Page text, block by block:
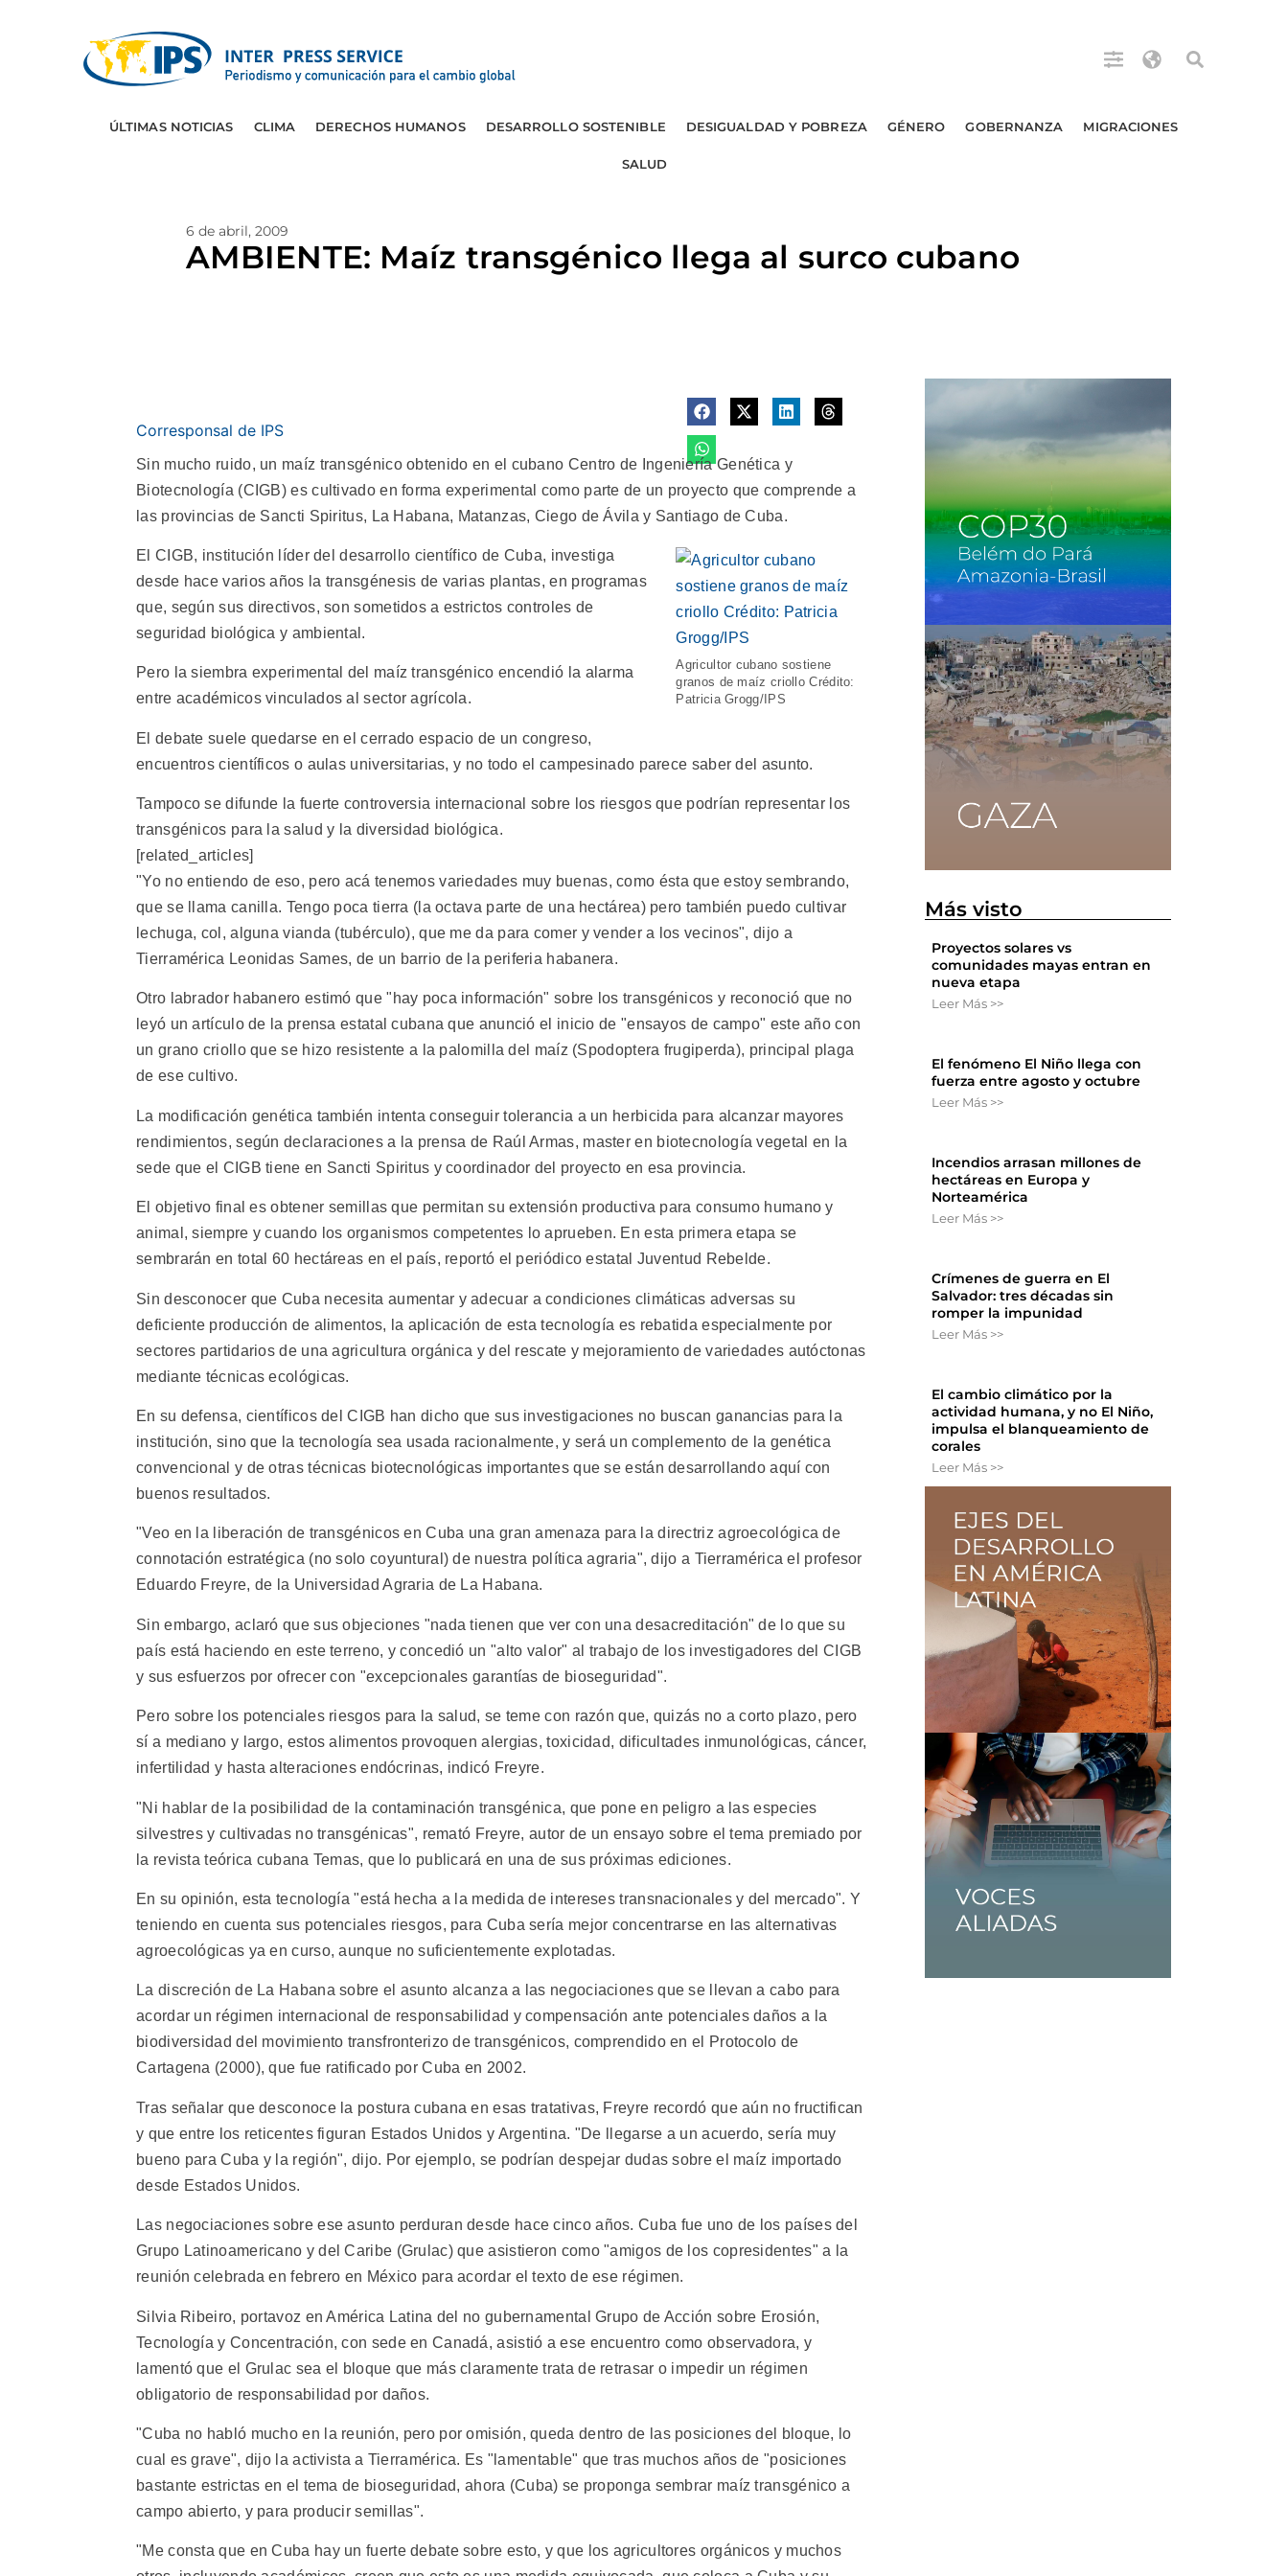
ÚLTIMAS NOTICIAS CLIMA DERECHOS HUMANOS DESARROLLO SOSTENIBLE DESIGUALDAD Y POBREZA GÉNERO GOBERNANZA MIGRACIONES
SALUD
6 de abril, 2009
AMBIENTE: Maíz transgénico llega al surco cubano
Corresponsal de IPS
Sin mucho ruido, un maíz transgénico obtenido en el cubano Centro de Ingeniería Genética y
Biotecnología (CIGB) es cultivado en forma experimental como parte de un proyecto que comprende a
las provincias de Sancti Spiritus, La Habana, Matanzas, Ciego de Ávila y Santiago de Cuba.
Agricultor cubano sostiene
granos de maíz criollo Crédito:
Patricia Grogg/IPS
El CIGB, institución líder del desarrollo científico de Cuba, investiga
desde hace varios años la transgénesis de varias plantas, en programas
que, según sus directivos, son sometidos a estrictos controles de
seguridad biológica y ambiental.
Pero la siembra experimental del maíz transgénico encendió la alarma
entre académicos vinculados al sector agrícola.
El debate suele quedarse en el cerrado espacio de un congreso,
encuentros científicos o aulas universitarias, y no todo el campesinado parece saber del asunto.
Tampoco se difunde la fuerte controversia internacional sobre los riesgos que podrían representar los
transgénicos para la salud y la diversidad biológica.
[related_articles]
"Yo no entiendo de eso, pero acá tenemos variedades muy buenas, como ésta que estoy sembrando,
que se llama canilla. Tengo poca tierra (la octava parte de una hectárea) pero también puedo cultivar
lechuga, col, alguna vianda (tubérculo), que me da para comer y vender a los vecinos", dijo a
Tierramérica Leonidas Sames, de un barrio de la periferia habanera.
Otro labrador habanero estimó que "hay poca información" sobre los transgénicos y reconoció que no
leyó un artículo de la prensa estatal cubana que anunció el inicio de "ensayos de campo" este año con
un grano criollo que se hizo resistente a la palomilla del maíz (Spodoptera frugiperda), principal plaga
de ese cultivo.
La modificación genética también intenta conseguir tolerancia a un herbicida para alcanzar mayores
rendimientos, según declaraciones a la prensa de Raúl Armas, master en biotecnología vegetal en la
sede que el CIGB tiene en Sancti Spiritus y coordinador del proyecto en esa provincia.
El objetivo final es obtener semillas que permitan su extensión productiva para consumo humano y
animal, siempre y cuando los organismos competentes lo aprueben. En esta primera etapa se
sembrarán en total 60 hectáreas en el país, reportó el periódico estatal Juventud Rebelde.
Sin desconocer que Cuba necesita aumentar y adecuar a condiciones climáticas adversas su
deficiente producción de alimentos, la aplicación de esta tecnología es rebatida especialmente por
sectores partidarios de una agricultura orgánica y del rescate y mejoramiento de variedades autóctonas
mediante técnicas ecológicas.
En su defensa, científicos del CIGB han dicho que sus investigaciones no buscan ganancias para la
institución, sino que la tecnología sea usada racionalmente, y será un complemento de la genética
convencional y de otras técnicas biotecnológicas importantes que se están desarrollando aquí con
buenos resultados.
"Veo en la liberación de transgénicos en Cuba una gran amenaza para la directriz agroecológica de
connotación estratégica (no solo coyuntural) de nuestra política agraria", dijo a Tierramérica el profesor
Eduardo Freyre, de la Universidad Agraria de La Habana.
Sin embargo, aclaró que sus objeciones "nada tienen que ver con una desacreditación" de lo que su
país está haciendo en este terreno, y concedió un "alto valor" al trabajo de los investigadores del CIGB
y sus esfuerzos por ofrecer con "excepcionales garantías de bioseguridad".
Pero sobre los potenciales riesgos para la salud, se teme con razón que, quizás no a corto plazo, pero
sí a mediano y largo, estos alimentos provoquen alergias, toxicidad, dificultades inmunológicas, cáncer,
infertilidad y hasta alteraciones endócrinas, indicó Freyre.
"Ni hablar de la posibilidad de la contaminación transgénica, que pone en peligro a las especies
silvestres y cultivadas no transgénicas", remató Freyre, autor de un ensayo sobre el tema premiado por
la revista teórica cubana Temas, que lo publicará en una de sus próximas ediciones.
En su opinión, esta tecnología "está hecha a la medida de intereses transnacionales y del mercado". Y
teniendo en cuenta sus potenciales riesgos, para Cuba sería mejor concentrarse en las alternativas
agroecológicas ya en curso, aunque no suficientemente explotadas.
La discreción de La Habana sobre el asunto alcanza a las negociaciones que se llevan a cabo para
acordar un régimen internacional de responsabilidad y compensación ante potenciales daños a la
biodiversidad del movimiento transfronterizo de transgénicos, comprendido en el Protocolo de
Cartagena (2000), que fue ratificado por Cuba en 2002.
Tras señalar que desconoce la postura cubana en esas tratativas, Freyre recordó que aún no fructifican
y que entre los reticentes figuran Estados Unidos y Argentina. "De llegarse a un acuerdo, sería muy
bueno para Cuba y la región", dijo. Por ejemplo, se podrían despejar dudas sobre el maíz importado
desde Estados Unidos.
Las negociaciones sobre ese asunto perduran desde hace cinco años. Cuba fue uno de los países del
Grupo Latinoamericano y del Caribe (Grulac) que asistieron como "amigos de los copresidentes" a la
reunión celebrada en febrero en México para acordar el texto de ese régimen.
Silvia Ribeiro, portavoz en América Latina del no gubernamental Grupo de Acción sobre Erosión,
Tecnología y Concentración, con sede en Canadá, asistió a ese encuentro como observadora, y
lamentó que el Grulac sea el bloque que más claramente trata de retrasar o impedir un régimen
obligatorio de responsabilidad por daños.
"Cuba no habló mucho en la reunión, pero por omisión, queda dentro de las posiciones del bloque, lo
cual es grave", dijo la activista a Tierramérica. Es "lamentable" que tras muchos años de "posiciones
bastante estrictas en el tema de bioseguridad, ahora (Cuba) se proponga sembrar maíz transgénico a
campo abierto, y para producir semillas".
"Me consta que en Cuba hay un fuerte debate sobre esto, y que los agricultores orgánicos y muchos
Más visto
Proyectos solares vs
comunidades mayas entran en
nueva etapa
Leer Más >>
El fenómeno El Niño llega con
fuerza entre agosto y octubre
Leer Más >>
Incendios arrasan millones de
hectáreas en Europa y
Norteamérica
Leer Más >>
Crímenes de guerra en El
Salvador: tres décadas sin
romper la impunidad
Leer Más >>
El cambio climático por la
actividad humana, y no El Niño,
impulsa el blanqueamiento de
corales
Leer Más >>